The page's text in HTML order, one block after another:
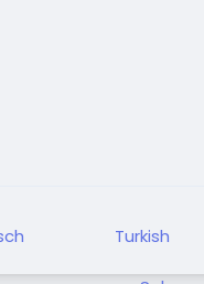
Turkish